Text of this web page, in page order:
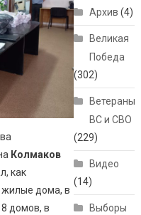
Колмаков
как
жилые дома, в
домов, в
Архив (4)
Великая
Победа
(302)
Ветераны
ВС и СВО
(229)
Видео
(14)
Выборы